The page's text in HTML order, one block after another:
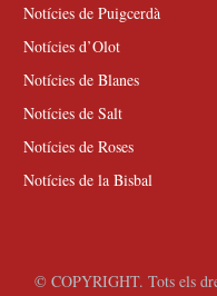
Notícies de Puigcerdà
Notícies d’Olot
Notícies de Blanes
Notícies de Salt
Notícies de Roses
Notícies de la Bisbal
© COPYRIGHT. Tots els